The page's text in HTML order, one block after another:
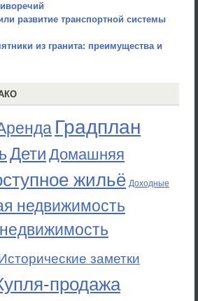
развитие транспортной системы
из гранита: преимущества и
Градплан
Дети Домашняя
жильё Доходные
недвижимость
заметки
продажа